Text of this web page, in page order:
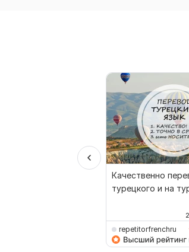
Качественно
турецкого и на
repetitorfrenchru